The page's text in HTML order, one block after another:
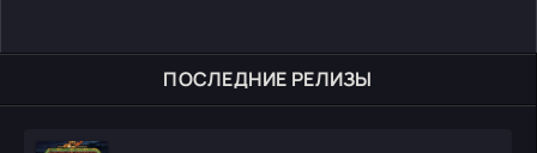
ПОСЛЕДНИЕ РЕЛИЗЫ